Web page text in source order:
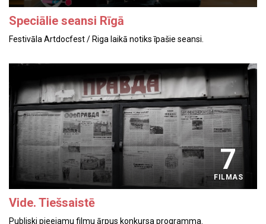
Speciālie seansi Rīgā
Festivāla Artdocfest / Riga laikā notiks īpašie seansi.
7
FILMAS
Vide. Tiešsaistē
Publiski pieejamu filmu ārpus konkursa programma.